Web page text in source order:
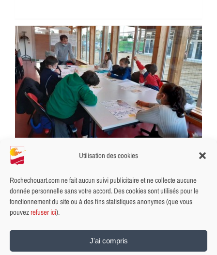
Utilisation des cookies
Rochechouart.com ne fait aucun suivi publicitaire et ne collecte aucune
donnée personnelle sans votre accord. Des cookies sont utilisés pour le
fonctionnement du site ou à des fins statistiques anonymes (que vous
pouvezrefuser ici).
J'ai compris
Premiers ateliers préparatoires du CMJ